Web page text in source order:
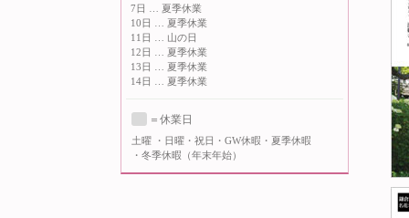
7日 … 夏季休業
10日 … 夏季休業
11日 … 山の日
12日 … 夏季休業
13日 … 夏季休業
14日 … 夏季休業
＝休業日
土曜
・日曜・祝日・GW休暇・夏季休暇
・冬季休暇（年末年始）